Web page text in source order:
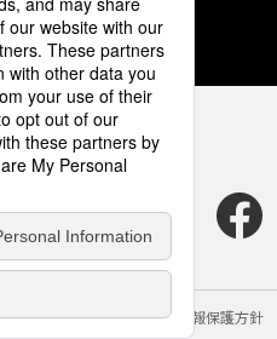
クッキーポリシー 個人情報保護方針